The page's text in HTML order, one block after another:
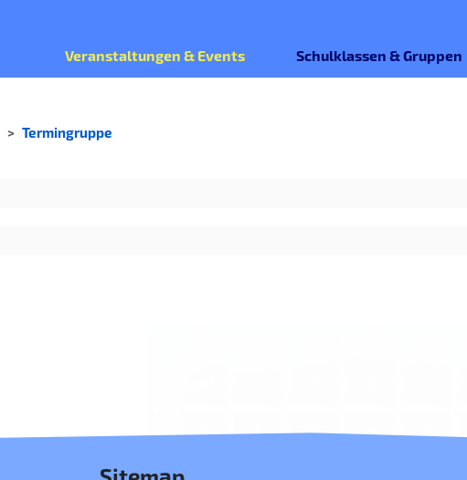
Veranstaltungen & Events Schulklassen & Gruppen
Termingruppe